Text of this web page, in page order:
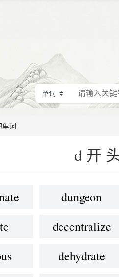
单词
d开
dungeon
decentralize
dehydrate